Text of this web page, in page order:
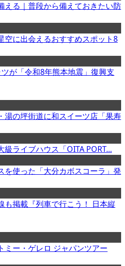
える｜普段から備えておきたい防
空に出会えるおすすめスポット8
が「令和8年熊本地震」復興支
湯の坪街道に和スイーツ店「果寿
級ライブハウス「OITA PORT...
を使った「大分カボスコーラ」発
も掲載『列車で行こう！ 日本縦
ミー・ゲレロ ジャパンツアー